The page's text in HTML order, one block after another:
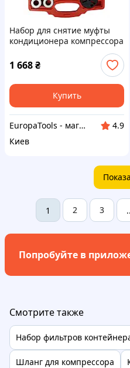
Набор для снятие муфты
кондиционера компрессора
Съемник шкива
компрессора
автокондиционера
1 668₴
Купить
EuropaTools - магазин
4.9
Киев
1 2 3
Попробуйте в
Смотрите также
Набор фильтров
Шланг для компрессора